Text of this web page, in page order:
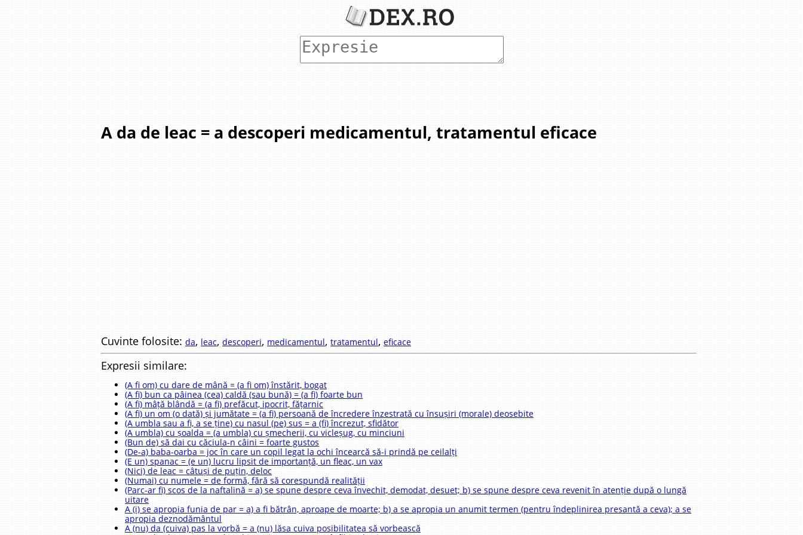
A da de leac = a descoperi medicamentul, tratamentul eficace
Cuvinte folosite: da, leac, descoperi, medicamentul, tratamentul, eficace
Expresii similare:
(A fi om) cu dare de mână = (a fi om) înstărit, bogat
(A fi) bun ca pâinea (cea) caldă (sau bună) = (a fi) foarte bun
(A fi) mâță blândă = (a fi) prefăcut, ipocrit, fățarnic
(A fi) un om (o dată) și jumătate = (a fi) persoană de încredere înzestrată cu însușiri (morale) deosebite
(A umbla sau a fi, a se ține) cu nasul (pe) sus = a (fi) încrezut, sfidător
(A umbla) cu șoalda = (a umbla) cu șmecherii, cu vicleșug, cu minciuni
(Bun de) să dai cu căciula-n câini = foarte gustos
(De-a) baba-oarba = joc în care un copil legat la ochi încearcă să-i prindă pe ceilalți
(E un) spanac = (e un) lucru lipsit de importanță, un fleac, un vax
(Nici) de leac = câtuși de puțin, deloc
(Numai) cu numele = de formă, fără să corespundă realității
(Parc-ar fi) scos de la naftalină = a) se spune despre ceva învechit, demodat, desuet; b) se spune despre ceva revenit în atenție după o lungă
uitare
A (i) se apropia funia de par = a) a fi bătrân, aproape de moarte; b) a se apropia un anumit termen (pentru îndeplinirea presantă a ceva); a se
apropia deznodământul
A (nu) da (cuiva) pas la vorbă = a (nu) lăsa cuiva posibilitatea să vorbească